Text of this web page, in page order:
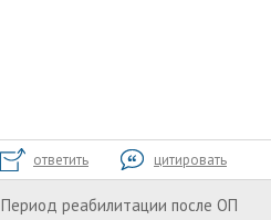
ответить цитировать
Период реабилитации после ОП